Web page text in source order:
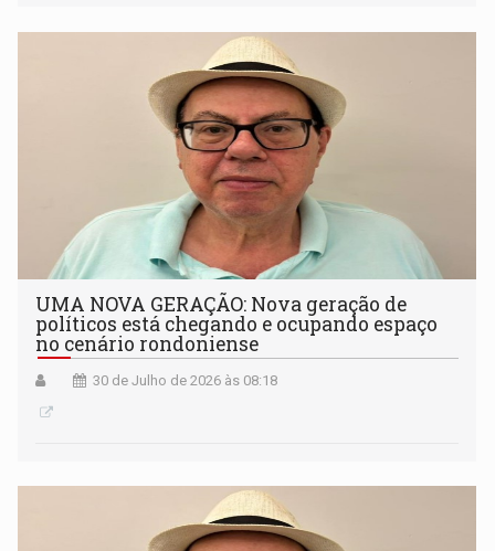
UMA NOVA GERAÇÃO: Nova geração de
políticos está chegando e ocupando espaço
no cenário rondoniense
30 de Julho de 2026 às 08:18